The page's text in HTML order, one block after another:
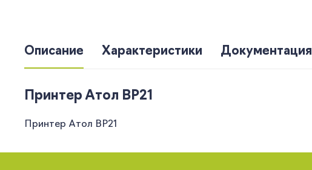
Описание Характеристики Документация
Принтер Атол BP21
Принтер Атол BP21